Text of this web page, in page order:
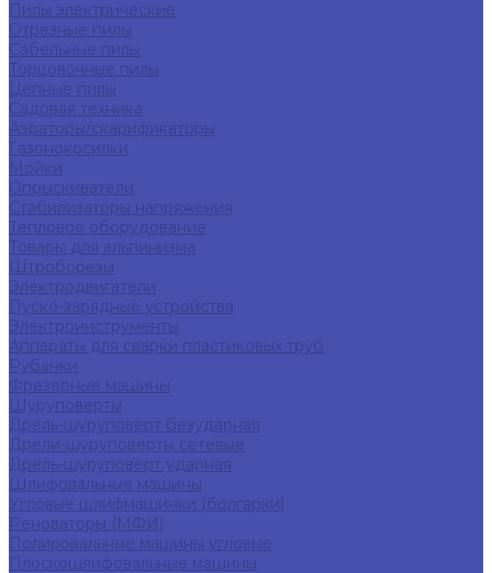
Пилы электрические
Отрезные пилы
Сабельные пилы
Торцовочные пилы
Цепные пилы
Садовая техника
Аэраторы/скарификаторы
Газонокосилки
Мойки
Опрыскиватели
Стабилизаторы напряжения
Тепловое оборудование
Товары для альпинизма
Штроборезы
Электродвигатели
Пуско-зарядные устройства
Электроинструменты
Аппараты для сварки пластиковых труб
Рубанки
Фрезерные машины
Шуруповерты
Дрель-шуруповерт безударная
Дрели-шуруповерты сетевые
Дрель-шуруповерт ударная
Шлифовальные машины
Угловые шлифмашинки (болгарки)
Реноваторы (МФИ)
Полировальные машины угловые
Плоскошлифовальные машины